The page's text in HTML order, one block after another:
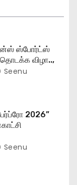
ஸ்போர்ட்ஸ்
விழா..,
Seenu
2026”
Seenu